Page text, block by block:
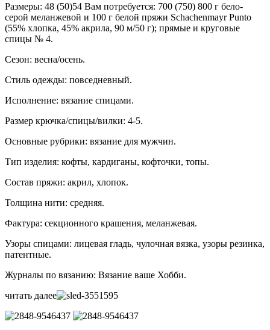
Размеры: 48 (50)54 Вам потребуется: 700 (750) 800 г бело-
серой меланжевой и 100 г белой пряжи Schachenmayr Punto
(55% хлопка, 45% акрила, 90 м/50 г); прямые и круговые
спицы № 4.
Сезон: весна/осень.
Стиль одежды: повседневный.
Исполнение: вязание спицами.
Размер крючка/спицы/вилки: 4-5.
Основные рубрики: вязание для мужчин.
Тип изделия: кофты, кардиганы, кофточки, топы.
Состав пряжи: акрил, хлопок.
Толщина нити: средняя.
Фактура: секционного крашения, меланжевая.
Узоры спицами: лицевая гладь, чулочная вязка, узоры резинка,
патентные.
Журналы по вязанию: Вязание ваше Хобби.
читать далее